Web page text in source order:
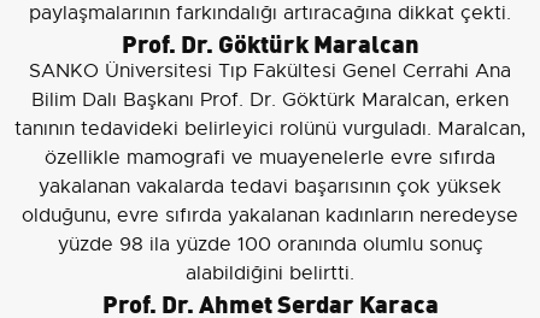
paylaşmalarının farkındalığı artıracağına dikkat çekti.
Prof. Dr. Göktürk Maralcan
SANKO Üniversitesi Tıp Fakültesi Genel Cerrahi Ana
Bilim Dalı Başkanı Prof. Dr. Göktürk Maralcan, erken
tanının tedavideki belirleyici rolünü vurguladı. Maralcan,
özellikle mamografi ve muayenelerle evre sıfırda
yakalanan vakalarda tedavi başarısının çok yüksek
olduğunu, evre sıfırda yakalanan kadınların neredeyse
yüzde 98 ila yüzde 100 oranında olumlu sonuç
alabildiğini belirtti.
Prof. Dr. Ahmet Serdar Karaca